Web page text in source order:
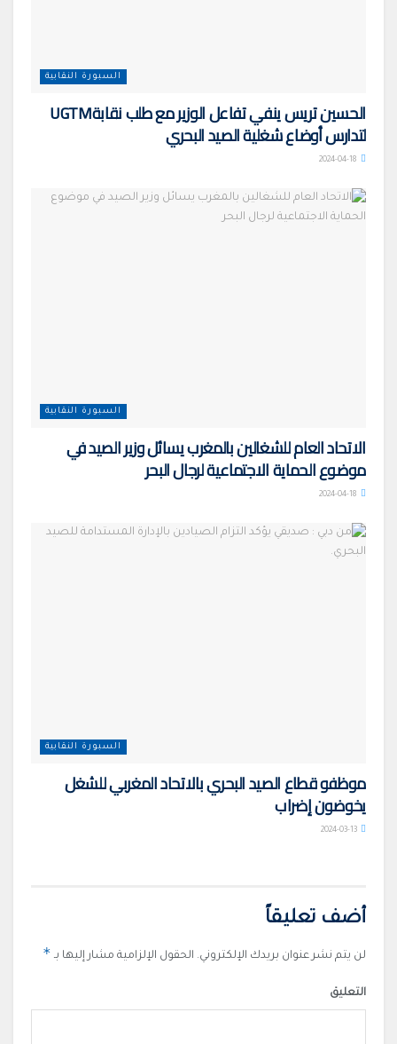
السبورة النقابية
الحسين تريس ينفي تفاعل الوزير مع طلب نقابةUGTM
لتدارس أوضاع شغلية الصيد البحري
السبورة النقابية
الاتحاد العام للشغالين بالمغرب يسائل وزير الصيد في
موضوع الحماية الاجتماعية لرجال البحر
السبورة النقابية
موظفو قطاع الصيد البحري بالاتحاد المغربي للشغل
يخوضون إضراب
أضف تعليقاً
لن يتم نشر عنوان بريدك الإلكتروني. الحقول الإلزامية مشار إليها بـ *
التعليق